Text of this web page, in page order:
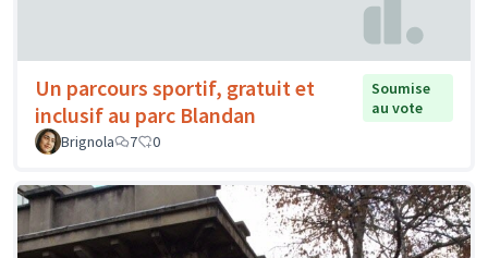
Un parcours sportif, gratuit et
inclusif au parc Blandan
Soumise
au vote
Brignola
7 0